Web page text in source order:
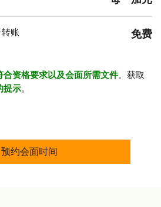
账 免费
合资格要求以及会面所需文件。获取
提示。
预约会面时间